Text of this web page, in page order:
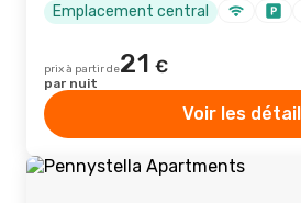
Emplacement central
prix à partir de21 €
par nuit
Voir les